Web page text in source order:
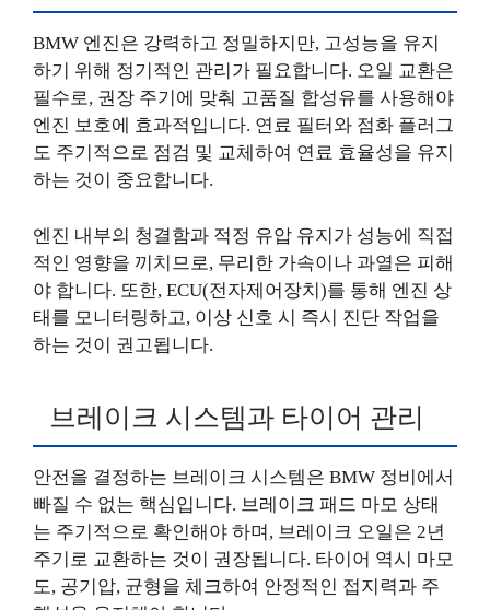
BMW 엔진은 강력하고 정밀하지만, 고성능을 유지
하기 위해 정기적인 관리가 필요합니다. 오일 교환은
필수로, 권장 주기에 맞춰 고품질 합성유를 사용해야
엔진 보호에 효과적입니다. 연료 필터와 점화 플러그
도 주기적으로 점검 및 교체하여 연료 효율성을 유지
하는 것이 중요합니다.
엔진 내부의 청결함과 적정 유압 유지가 성능에 직접
적인 영향을 끼치므로, 무리한 가속이나 과열은 피해
야 합니다. 또한, ECU(전자제어장치)를 통해 엔진 상
태를 모니터링하고, 이상 신호 시 즉시 진단 작업을
하는 것이 권고됩니다.
브레이크 시스템과 타이어 관리
안전을 결정하는 브레이크 시스템은 BMW 정비에서
빠질 수 없는 핵심입니다. 브레이크 패드 마모 상태
는 주기적으로 확인해야 하며, 브레이크 오일은 2년
주기로 교환하는 것이 권장됩니다. 타이어 역시 마모
도, 공기압, 균형을 체크하여 안정적인 접지력과 주